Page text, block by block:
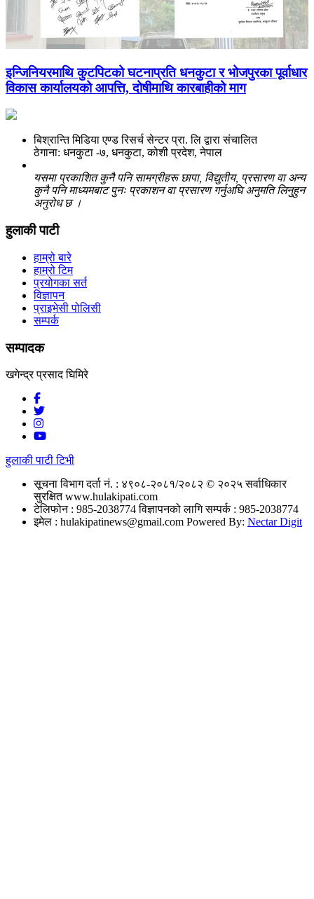
इन्जिनियरमाथि कुटपिटको घटनाप्रति धनकुटा र भोजपुरका पूर्वाधार
विकास कार्यालयको आपत्ति, दोषीमाथि कारबाहीको माग
बिश्रान्ति मिडिया एण्ड रिसर्च सेन्टर प्रा. लि द्वारा संचालित
ठेगाना: धनकुटा -७, धनकुटा, कोशी प्रदेश, नेपाल
यसमा प्रकाशित कुनै पनि सामग्रीहरू छापा, विद्युतीय, प्रसारण वा अन्य
कुनै पनि माध्यमबाट पुनः प्रकाशन वा प्रसारण गर्नुअघि अनुमति लिनुहुन
अनुरोध छ ।
हुलाकी पाटी
हाम्रो बारे
हाम्रो टिम
प्रयोगका सर्त
विज्ञापन
प्राइभेसी पोलिसी
सम्पर्क
सम्पादक
खगेन्द्र प्रसाद घिमिरे
हुलाकी पाटी टिभी
सूचना विभाग दर्ता नं. : ४९०८-२०८१/२०८२ © २०२५ सर्वाधिकार
सुरक्षित www.hulakipati.com
टेलिफोन : 985-2038774विज्ञापनको लागि सम्पर्क : 985-2038774
इमेल : hulakipatinews@gmail.com Powered By: Nectar Digit